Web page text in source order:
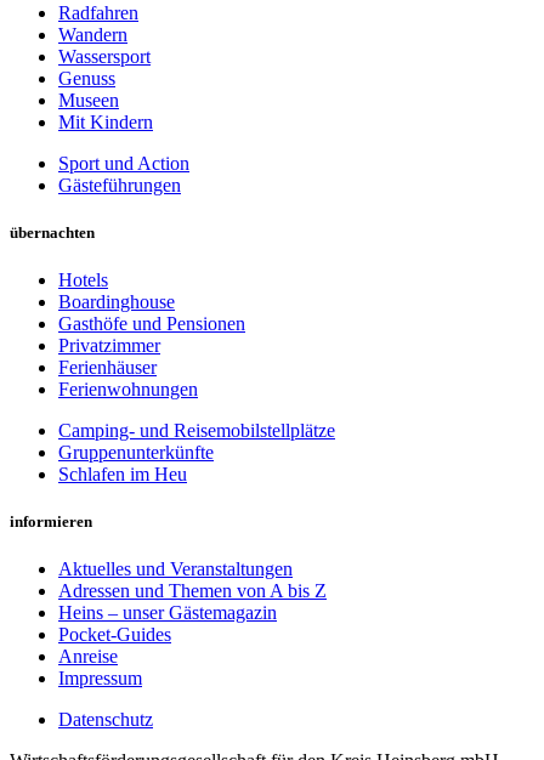
Radfahren
Wandern
Wassersport
Genuss
Museen
Mit Kindern
Sport und Action
Gästeführungen
übernachten
Hotels
Boardinghouse
Gasthöfe und Pensionen
Privatzimmer
Ferienhäuser
Ferienwohnungen
Camping- und Reisemobilstellplätze
Gruppenunterkünfte
Schlafen im Heu
informieren
Aktuelles und Veranstaltungen
Adressen und Themen von A bis Z
Heins – unser Gästemagazin
Pocket-Guides
Anreise
Impressum
Datenschutz